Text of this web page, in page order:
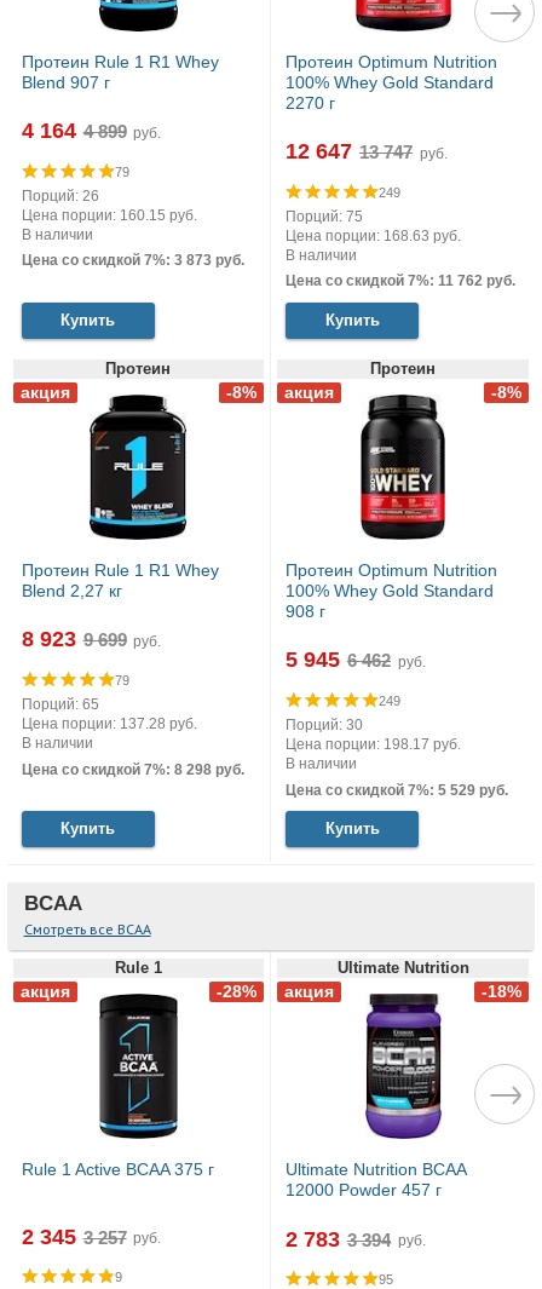
Протеин Rule 1 R1 Whey
Blend 907 г
4 164 руб.
79
Порций: 26
Цена порции: 160.15 руб.
В наличии
Цена со скидкой 7%: 3 873 руб.
Купить
Протеин Optimum Nutrition
100% Whey Gold Standard
2270 г
12 647 руб.
249
Порций: 75
Цена порции: 168.63 руб.
В наличии
Цена со скидкой 7%: 11 762 руб.
Купить
Протеин
Протеин Rule 1 R1 Whey
Blend 2,27 кг
8 923 руб.
79
Порций: 65
Цена порции: 137.28 руб.
В наличии
Цена со скидкой 7%: 8 298 руб.
Купить
Протеин
Протеин Optimum Nutrition
100% Whey Gold Standard
908 г
5 945 руб.
249
Порций: 30
Цена порции: 198.17 руб.
В наличии
Цена со скидкой 7%: 5 529 руб.
Купить
BCAA
Смотреть все BCAA
Rule 1
Rule 1 Active BCAA 375 г
2 345 руб.
9
Ultimate Nutrition
Ultimate Nutrition BCAA
12000 Powder 457 г
2 783 руб.
95